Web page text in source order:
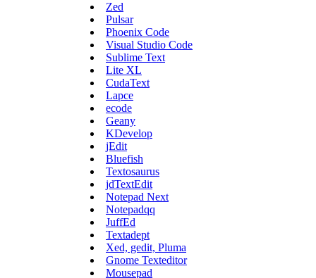
Zed
Pulsar
Phoenix Code
Visual Studio Code
Sublime Text
Lite XL
CudaText
Lapce
ecode
Geany
KDevelop
jEdit
Bluefish
Textosaurus
jdTextEdit
Notepad Next
Notepadqq
JuffEd
Textadept
Xed, gedit, Pluma
Gnome Texteditor
Mousepad